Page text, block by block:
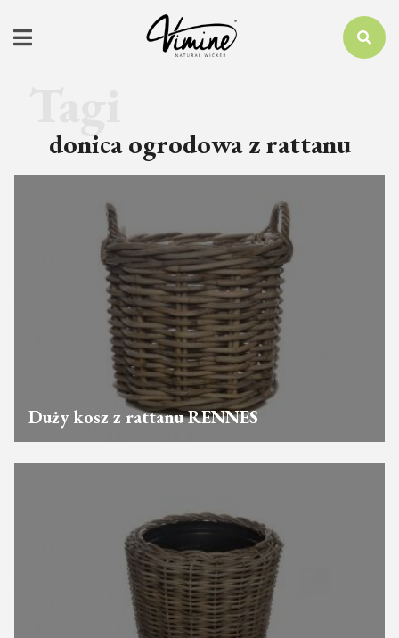
donica ogrodowa z rattanu
Duży kosz z rattanu RENNES